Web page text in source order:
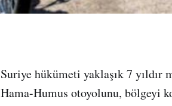
Suriye hükümeti yaklaşık 7 yıldır
Hama-Humus otoyolunu, bölgeyi